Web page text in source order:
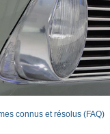
connus et résolus (FAQ)